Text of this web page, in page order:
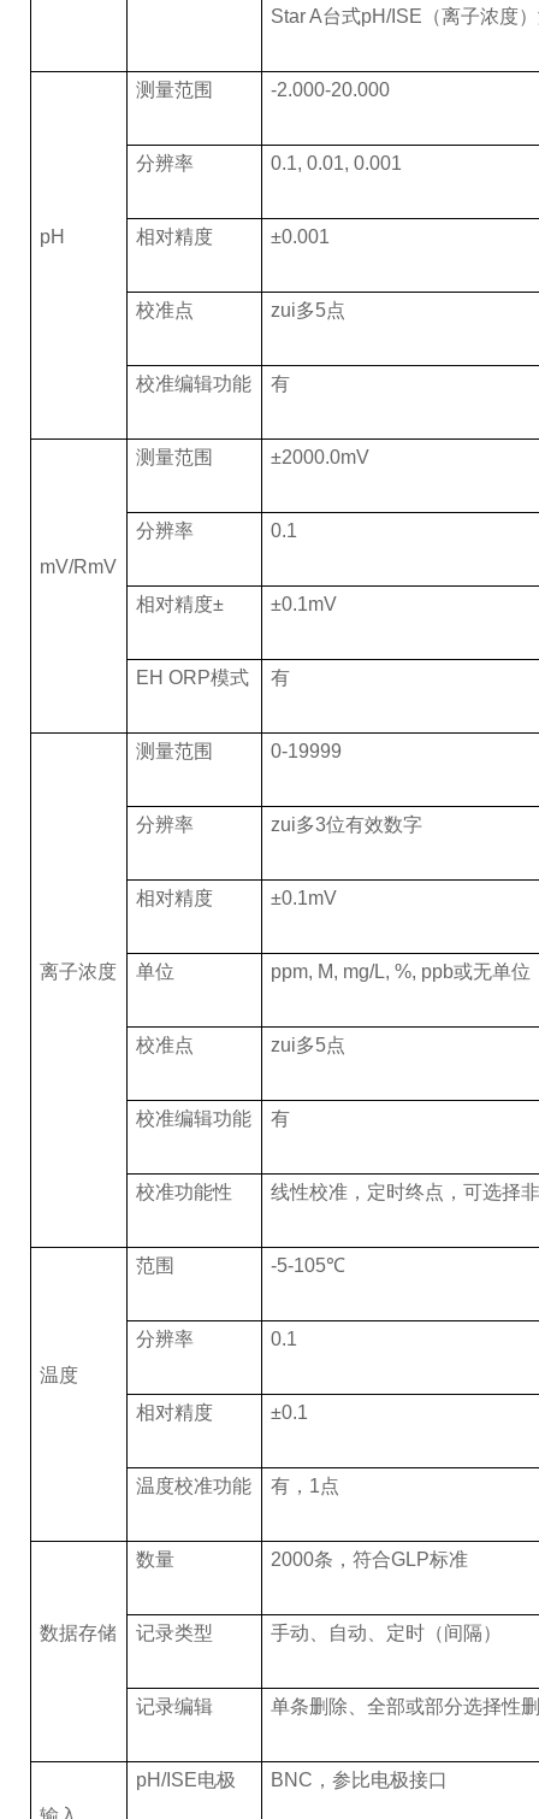
Star A台式pH/ISE（离子浓度
pH
测量范围 -2.000-20.000
分辨率 0.1, 0.01, 0.001
相对精度 ±0.001
校准点 zui多5点
校准编辑功能 有
mV/RmV
测量范围 ±2000.0mV
分辨率 0.1
相对精度± ±0.1mV
EH ORP模式 有
离子浓度
测量范围 0-19999
分辨率 zui多3位有效数字
相对精度 ±0.1mV
单位 ppm, M, mg/L, %, ppb或无单位
校准点 zui多5点
校准编辑功能 有
校准功能性 线性校准，定时终点，可选择
温度
范围 -5-105℃
分辨率 0.1
相对精度 ±0.1
温度校准功能 有，1点
数据存储
数量 2000条，符合GLP标准
记录类型 手动、自动、定时（间隔）
记录编辑 单条删除、全部或部分选择性
pH/ISE电极 BNC ，参比电极接口